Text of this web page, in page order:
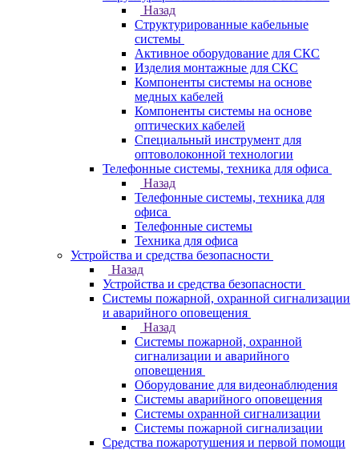
Назад
Структурированные кабельные
системы
Активное оборудование для СКС
Изделия монтажные для СКС
Компоненты системы на основе
медных кабелей
Компоненты системы на основе
оптических кабелей
Специальный инструмент для
оптоволоконной технологии
Телефонные системы, техника для офиса
Назад
Телефонные системы, техника для
офиса
Телефонные системы
Техника для офиса
Устройства и средства безопасности
Назад
Устройства и средства безопасности
Системы пожарной, охранной сигнализации
и аварийного оповещения
Назад
Системы пожарной, охранной
сигнализации и аварийного
оповещения
Оборудование для видеонаблюдения
Системы аварийного оповещения
Системы охранной сигнализации
Системы пожарной сигнализации
Средства пожаротушения и первой помощи